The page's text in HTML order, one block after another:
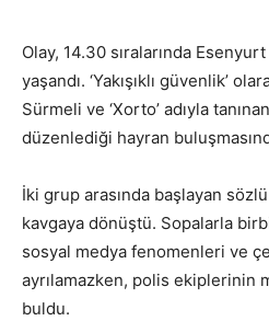
Olay, 14.30 sıralarında
yaşandı. ‘Yakışıklı güvenlik’
Sürmeli ve ‘Xorto’ adıyla
düzenlediği hayran
İki grup arasında başlayan
kavgaya dönüştü. Sopalarla
sosyal medya fenomenleri ve
ayrılamazken, polis ekiplerinin
buldu.